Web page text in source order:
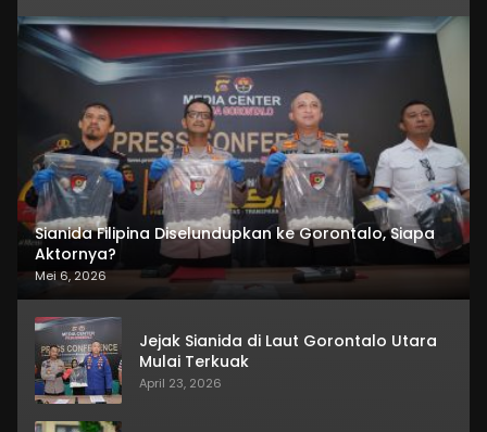
Sianida Filipina Diselundupkan ke Gorontalo, Siapa
Aktornya?
Mei 6, 2026
Jejak Sianida di Laut Gorontalo Utara
Mulai Terkuak
April 23, 2026